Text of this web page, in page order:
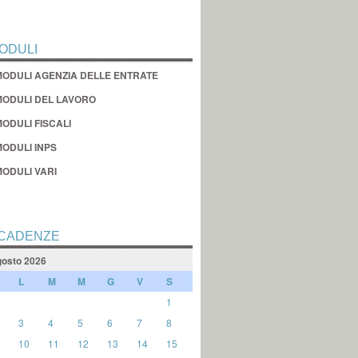
AGENZIA DELLE ENTRATE
DEL LAVORO
FISCALI
INPS
VARI
2026
L M M G V S
1
3 4 5 6 7
8
10 11 12 13 14
15